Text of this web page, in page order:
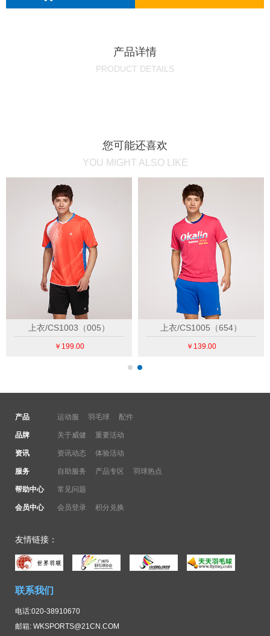
产品详情
PRODUCT DETAILS
您可能还喜欢
YOU MIGHT ALSO LIKE
上衣/CS1003（005）
￥199.00
上衣/CS1005（654）
￥139.00
产品 运动服 羽毛球 配件
品牌 关于威健 重要活动
资讯 资讯动态 体验活动
服务 自助服务 产品专区 羽球热点
帮助中心 常见问题
会员中心 会员登录 积分兑换
友情链接：
联系我们
电话:020-38910670
邮箱: WKSPORTS@21CN.COM